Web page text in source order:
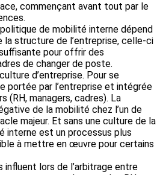
commençant avant tout par le
de mobilité interne dépend
la structure de l’entreprise, celle-ci
pour offrir des
de changer de poste.
d’entreprise. Pour se
portée par l’entreprise et intégrée
(RH, managers, cadres). La
de la mobilité chez l’un de
majeur. Et sans une culture de la
interne est un processus plus
à mettre en œuvre pour certains
lors de l’arbitrage entre